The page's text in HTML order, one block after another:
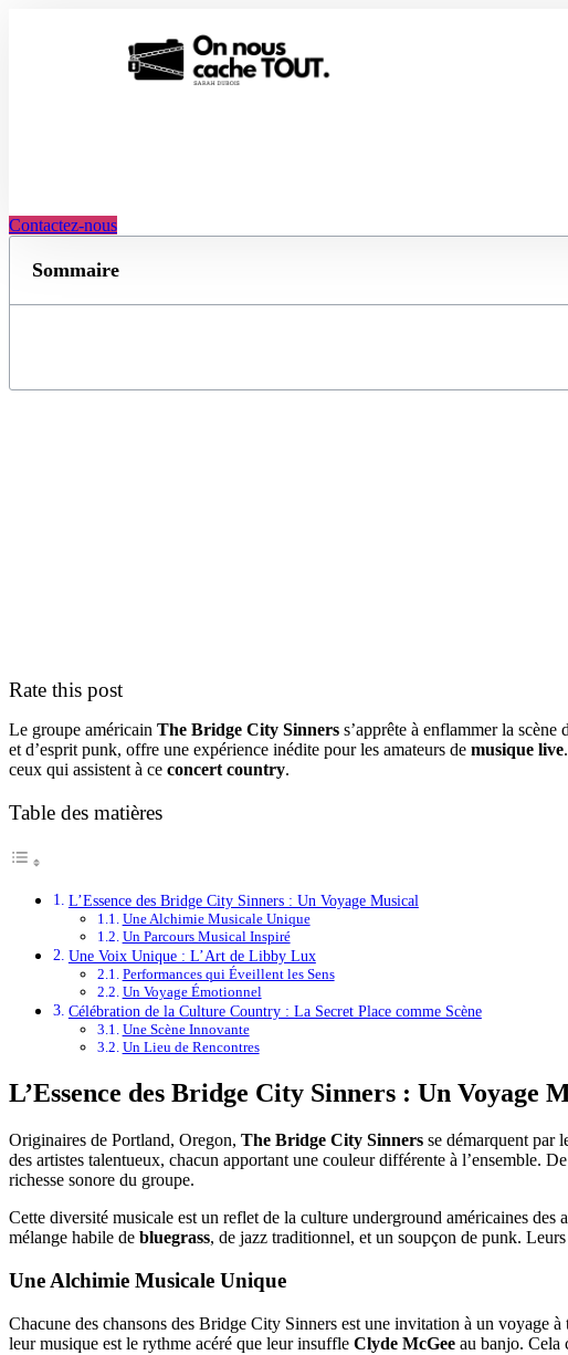
Contactez-nous
Sommaire
Rate this post
Le groupe américain The Bridge City Sinners s’apprête à enflammer la scène
et d’esprit punk, offre une expérience inédite pour les amateurs de musique live
ceux qui assistent à ce concert country.
Table des matières
L’Essence des Bridge City Sinners : Un Voyage Musical
Une Alchimie Musicale Unique
Un Parcours Musical Inspiré
Une Voix Unique : L’Art de Libby Lux
Performances qui Éveillent les Sens
Un Voyage Émotionnel
Célébration de la Culture Country : La Secret Place comme Scène
Une Scène Innovante
Un Lieu de Rencontres
L’Essence des Bridge City Sinners : Un Voyage
Originaires de Portland, Oregon, The Bridge City Sinners se démarquent par
des artistes talentueux, chacun apportant une couleur différente à l’ensemble.
richesse sonore du groupe.
Cette diversité musicale est un reflet de la culture underground américaines
mélange habile de bluegrass, de jazz traditionnel, et un soupçon de punk.
Une Alchimie Musicale Unique
Chacune des chansons des Bridge City Sinners est une invitation à un voyage
leur musique est le rythme acéré que leur insuffle Clyde McGee au banjo. Cela